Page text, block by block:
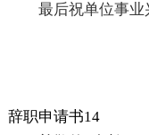
最后祝单位事业
辞职申请书14